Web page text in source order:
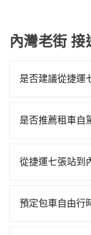
內灣老街
是否建議從捷運
時、轉車麻煩！
400元、車程約
票價260元，再
是否推薦租車自
時不需要閉目養
$115~205承租小
從捷運七張站到
灣大車隊、Uber
預定包車自由行